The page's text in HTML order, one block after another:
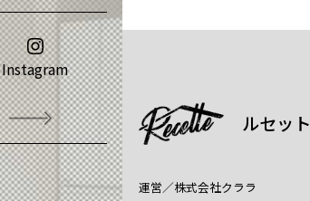
Instagram
ルセット
運営／株式会社クララ